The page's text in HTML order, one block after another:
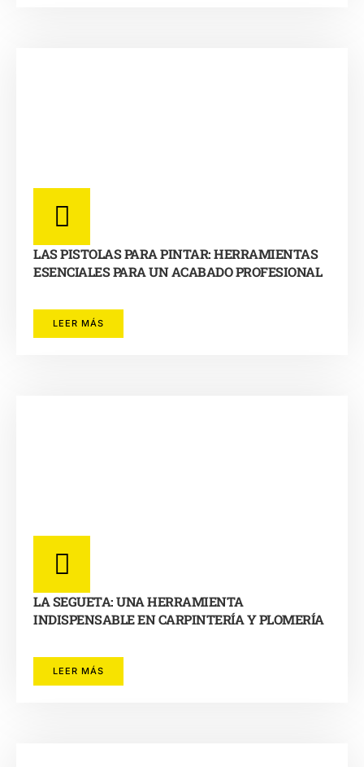
LAS PISTOLAS PARA PINTAR: HERRAMIENTAS
ESENCIALES PARA UN ACABADO PROFESIONAL
LEER MÁS
LA SEGUETA: UNA HERRAMIENTA
INDISPENSABLE EN CARPINTERÍA Y PLOMERÍA
LEER MÁS